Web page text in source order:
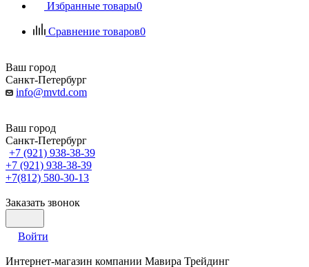
Избранные товары0
Сравнение товаров0
Ваш город
Санкт-Петербург
info@mvtd.com
Ваш город
Санкт-Петербург
+7 (921) 938-38-39
+7 (921) 938-38-39
+7(812) 580-30-13
Заказать звонок
Войти
Интернет-магазин компании Мавира Трейдинг